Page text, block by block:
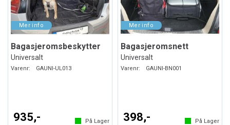
Bagasjeromsbeskytter
Universalt
Varenr: GAUNI-UL013
935,- På Lager
Bagasjeromsnett
Universalt
Varenr: GAUNI-BN001
398,- På Lager